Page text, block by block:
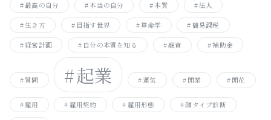
最高の自分 本当の自分 本質 法人
生き方 目指す世界 算命学 簡易課税
経営計画 自分の本質を知る 融資 補助金
質問 起業 運気 開業 開花
雇用 雇用契約 雇用形態 顔タイプ診断